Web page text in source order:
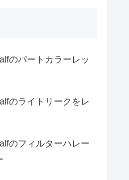
のパートカラーレッ
のライトリークをレ
のフィルターハレー